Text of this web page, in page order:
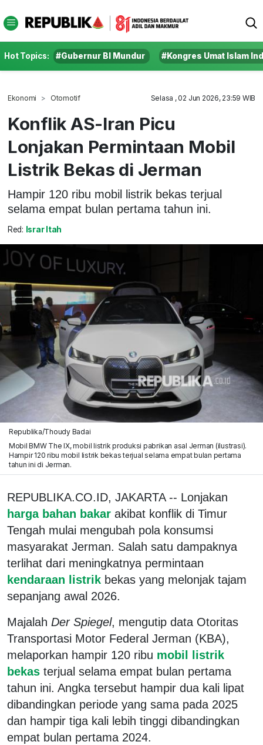
Hot Topics: #Gubernur BI Mundur #Kongres Umat Islam
Ekonomi Otomotif Selasa , 02 Jun 2026, 23:59 WIB
Konflik AS-Iran Picu
Lonjakan Permintaan Mobil
Listrik Bekas di Jerman
Hampir 120 ribu mobil listrik bekas terjual
selama empat bulan pertama tahun ini.
Red: Israr Itah
Republika/Thoudy Badai
Mobil BMW The IX, mobil listrik produksi pabrikan asal Jerman (ilustrasi).
Hampir 120 ribu mobil listrik bekas terjual selama empat bulan pertama
tahun ini di Jerman.
REPUBLIKA.CO.ID, JAKARTA -- Lonjakan
harga bahan bakar akibat konflik di Timur
Tengah mulai mengubah pola konsumsi
masyarakat Jerman. Salah satu dampaknya
terlihat dari meningkatnya permintaan
kendaraan listrik bekas yang melonjak tajam
sepanjang awal 2026.
Majalah Der Spiegel, mengutip data Otoritas
Transportasi Motor Federal Jerman (KBA),
melaporkan hampir 120 ribu mobil listrik
bekas terjual selama empat bulan pertama
tahun ini. Angka tersebut hampir dua kali lipat
dibandingkan periode yang sama pada 2025
dan hampir tiga kali lebih tinggi dibandingkan
empat bulan pertama 2024.